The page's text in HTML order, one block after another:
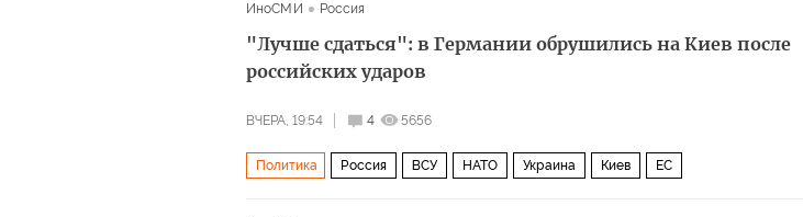
ИноСМИ Россия
"Лучше сдаться": в Германии обрушились на Киев после
российских ударов
ВЧЕРА, 19:54 4 5656
Политика Россия ВСУ НАТО Украина Киев ЕС